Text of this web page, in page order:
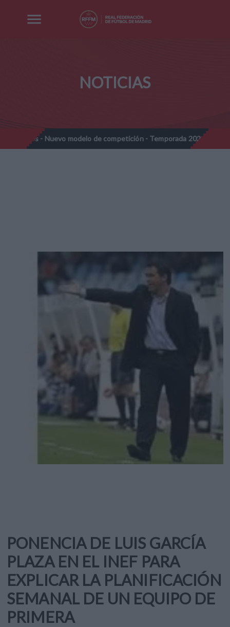
NOTICIAS
- Nuevo modelo de competición - Temporada 2026-2027
PONENCIA DE LUIS GARCÍA
PLAZA EN EL INEF PARA
EXPLICAR LA PLANIFICACIÓN
SEMANAL DE UN EQUIPO DE
PRIMERA